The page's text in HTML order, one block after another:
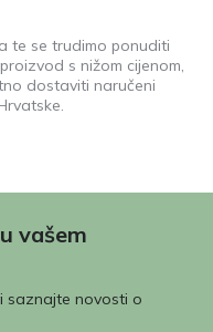
te se trudimo ponuditi
s nižom cijenom,
dostaviti naručeni
vašem
saznajte novosti o